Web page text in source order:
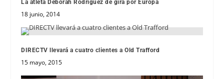
La atleta Déborah Rodríguez de gira por Europa
18 junio, 2014
DIRECTV llevará a cuatro clientes a Old Trafford
15 mayo, 2015